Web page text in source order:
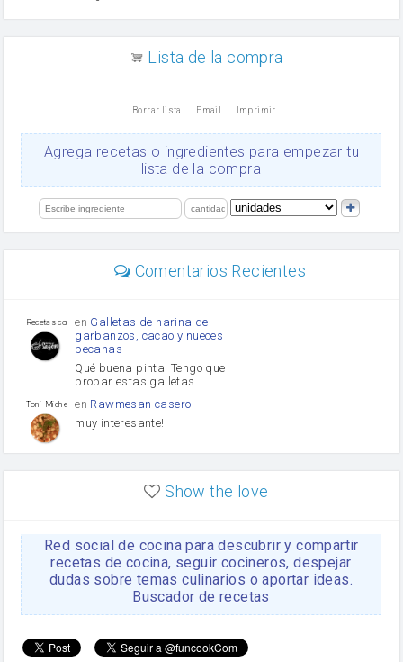
arroz
Ajos
salsa de soja
limón
Lista de la compra
Borrar lista Email Imprimir
Agrega recetas o ingredientes para empezar tu
lista de la compra
Comentarios Recientes
Recetas con sazon
en Galletas de harina de
garbanzos, cacao y nueces
pecanas
Qué buena pinta! Tengo que
probar estas galletas.
Toni Michel Caubet
en Rawmesan casero
muy interesante!
enLasaña casera fácil y
HOJALDROSA TV
enGachas de la abuela
Rosa
https://youtu.be/Mz69gcVO3sI
Rosa enReceta Del Bizcocho
Disculpa. En la foto aparece
Show the love
Red social de cocina para descubrir y compartir
recetas de cocina, seguir cocineros, despejar
dudas sobre temas culinarios o aportar ideas.
Buscador de recetas